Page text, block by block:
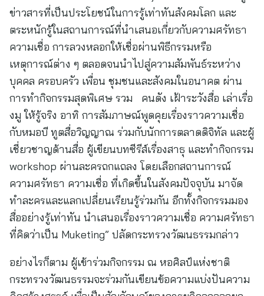
ข่าวสารที่เป็นประโยชน์ในการรู้เท่าทันสังคมโลก และ
ตระหนักรู้ในสถานการณ์ที่นำเสนอเกี่ยวกับความศรัทธา
ความเชื่อ การลวงหลอกให้เชื่อผ่านพิธีกรรมหรือ
เหตุการณ์ต่าง ๆ ตลอดจนนำไปสู่ความสัมพันธ์ระหว่าง
บุคคล ครอบครัว เพื่อน ชุมชนและสังคมในอนาคต ผ่าน
การทำกิจกรรมสุดพิเศษ รวม คนดัง เฝ้าระวังสื่อ เล่าเรื่อ
งมู ให้รู้จริง อาทิ การสัมภาษณ์พูดคุยเรื่องราวความเชื่อ
กับหมอบี ทูตสื่อวิญญาณ ร่วมกับนักการตลาดดิจิทัล และผู้
เชี่ยวชาญด้านสื่อ ผู้เขียนบทซีรีส์เรื่องสาธุ และทำกิจกรรม
workshop ผ่านละครถกแถลง โดยเลือกสถานการณ์
ความศรัทธา ความเชื่อ ที่เกิดขึ้นในสังคมปัจจุบัน มาจัด
ทำละครและแลกเปลี่ยนเรียนรู้ร่วมกัน อีกทั้งกิจกรรมมอง
สื่ออย่างรู้เท่าทัน นำเสนอเรื่องราวความเชื่อ ความศรัทธา
ที่คิดว่าเป็น Muketing” ปลัดกระทรวงวัฒนธรรมกล่าว
อย่างไรก็ตาม ผู้เข้าร่วมกิจกรรม ณ หอศิลป์แห่งชาติ
กระทรวงวัฒนธรรมจะร่วมกันเขียนข้อความแบ่งปันความ